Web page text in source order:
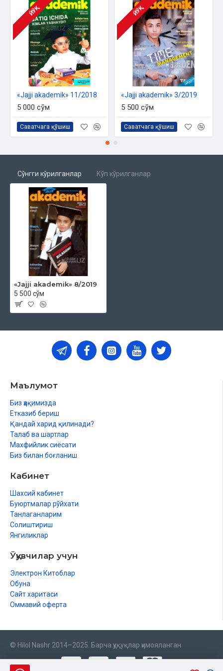
ЙЎҚ
«Jajji akademik» 11/2018
5 000 сўм
Саватчага қўшиш
ЙЎҚ
«Jajji akademik» 3/2019
5 500 сўм
Саватчага қўшиш
Сўнгги кўрилганлар Кўп кўрилганлар
«Jajji akademik» 8/2019
5 500 сўм
Маълумот
Биз ҳақимизда
Етказиб бериш
Қандай харид қилинади?
Талаб ва шартлар
Махфийлик сиёсати
Биз билан боғланиш
Кабинет
Шахсий кабинет
Буюртмалар рўйхати
Танлаганларим
Солиштириш
Янгиликлар
Ўқувчилар учун
Электрон Китоблар
Обуна
Сайт харитаси
Оммавий оферта
© Hilol Nashr 2014–2025. Барча ҳуқуқлар ҳимояланган